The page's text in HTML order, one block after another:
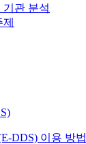
기관 분석
DDS) 이용 방법